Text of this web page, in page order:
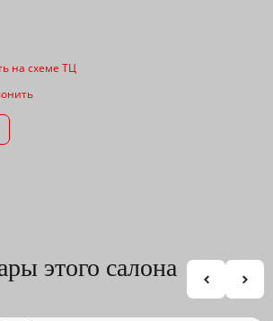
на схеме ТЦ
этого салона